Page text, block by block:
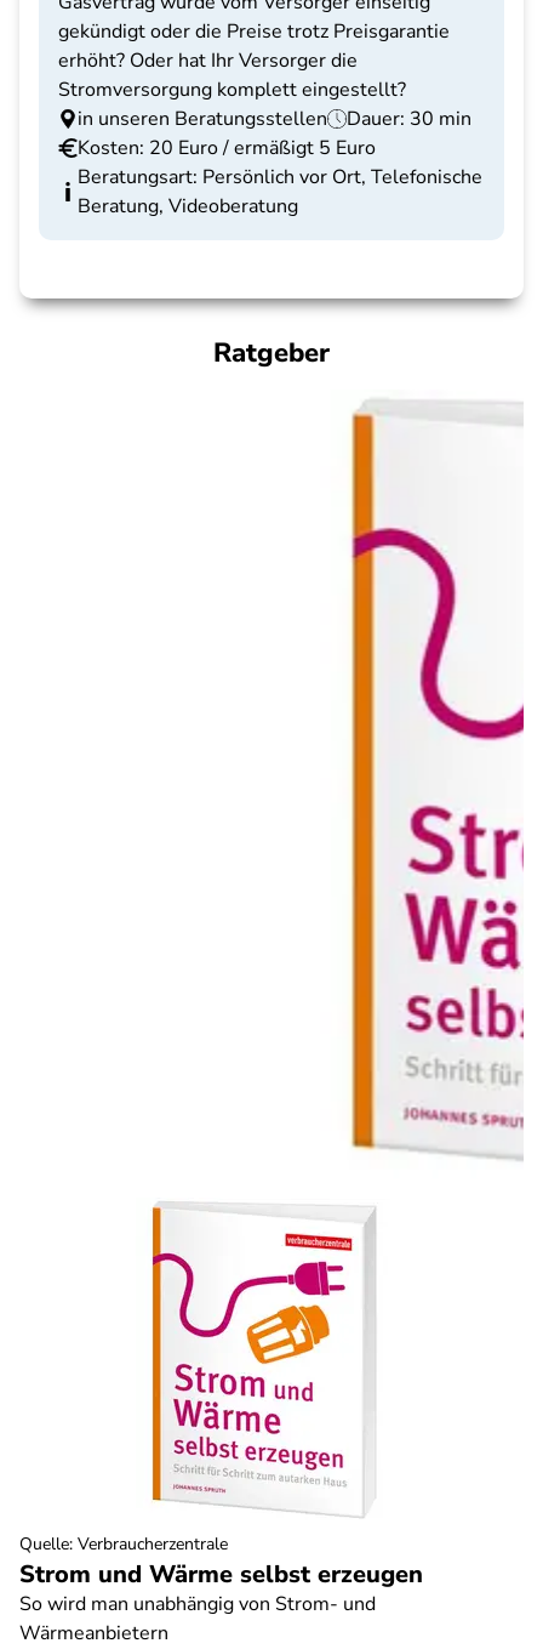
gekündigt oder die Preise trotz Preisgarantie
erhöht? Oder hat Ihr Versorger die
Stromversorgung komplett eingestellt?
in unseren Beratungsstellen
Dauer: 30 min
Kosten: 20 Euro / ermäßigt 5 Euro
Beratungsart: Persönlich vor Ort, Telefonische
Beratung, Videoberatung
Ratgeber
Strom und Wärme selbst erzeugen
So wird man unabhängig von Strom- und
Wärmeanbietern
Quelle: Verbraucherzentrale